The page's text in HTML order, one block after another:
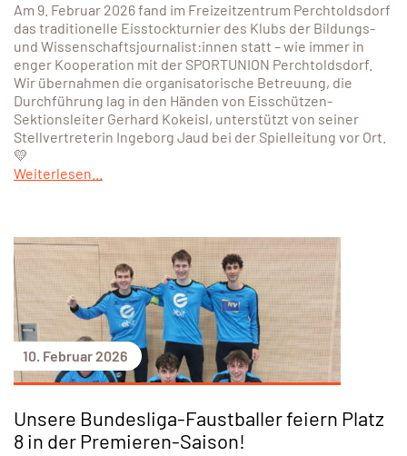
Am 9. Februar 2026 fand im Freizeitzentrum Perchtoldsdorf
das traditionelle Eisstockturnier des Klubs der Bildungs-
und Wissenschaftsjournalist:innen statt – wie immer in
enger Kooperation mit der SPORTUNION Perchtoldsdorf.
Wir übernahmen die organisatorische Betreuung, die
Durchführung lag in den Händen von Eisschützen-
Sektionsleiter Gerhard Kokeisl, unterstützt von seiner
Stellvertreterin Ingeborg Jaud bei der Spielleitung vor Ort.
💛
Weiterlesen...
10. Februar 2026
Unsere Bundesliga-Faustballer feiern Platz
8 in der Premieren-Saison!